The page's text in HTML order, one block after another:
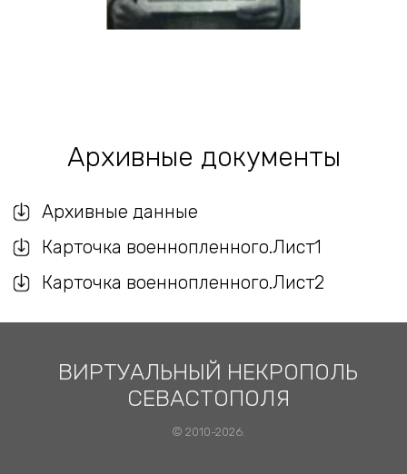
Архивные документы
Архивные данные
Карточка военнопленного.Лист1
Карточка военнопленного.Лист2
ВИРТУАЛЬНЫЙ НЕКРОПОЛЬ
СЕВАСТОПОЛЯ
© 2010-2026.